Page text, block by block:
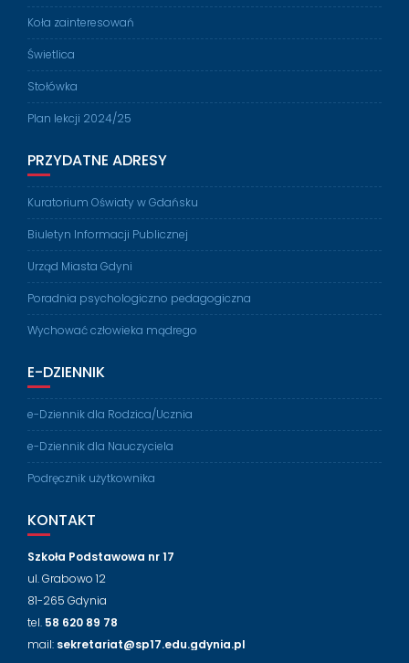
Koła zainteresowań
Świetlica
Stołówka
Plan lekcji 2024/25
PRZYDATNE ADRESY
Kuratorium Oświaty w Gdańsku
Biuletyn Informacji Publicznej
Urząd Miasta Gdyni
Poradnia psychologiczno pedagogiczna
Wychować człowieka mądrego
E-DZIENNIK
e-Dziennik dla Rodzica/Ucznia
e-Dziennik dla Nauczyciela
Podręcznik użytkownika
KONTAKT
Szkoła Podstawowa nr 17
ul. Grabowo 12
81-265 Gdynia
tel. 58 620 89 78
mail: sekretariat@sp17.edu.gdynia.pl